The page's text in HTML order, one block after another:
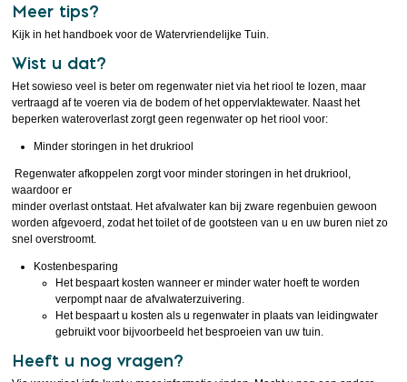
Meer tips?
Kijk in het handboek voor de Watervriendelijke Tuin.
Wist u dat?
Het sowieso veel is beter om regenwater niet via het riool te lozen, maar
vertraagd af te voeren via de bodem of het oppervlaktewater. Naast het
beperken wateroverlast zorgt geen regenwater op het riool voor:
Minder storingen in het drukriool
Regenwater afkoppelen zorgt voor minder storingen in het drukriool,
waardoor er
minder overlast ontstaat. Het afvalwater kan bij zware regenbuien gewoon
worden afgevoerd, zodat het toilet of de gootsteen van u en uw buren niet zo
snel overstroomt.
Kostenbesparing
Het bespaart kosten wanneer er minder water hoeft te worden
verpompt naar de afvalwaterzuivering.
Het bespaart u kosten als u regenwater in plaats van leidingwater
gebruikt voor bijvoorbeeld het besproeien van uw tuin.
Heeft u nog vragen?